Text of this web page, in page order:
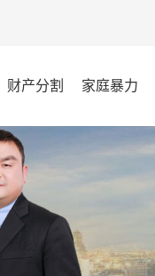
财产分割 家庭暴力